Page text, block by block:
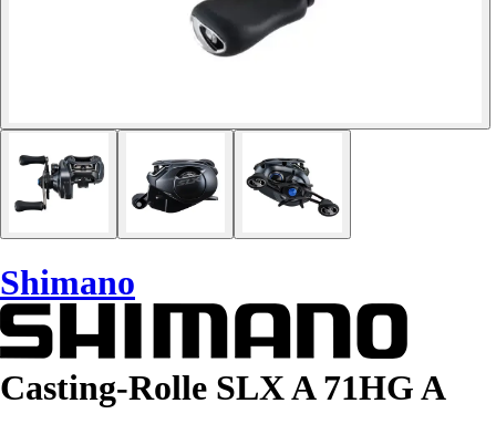
Shimano
Casting-Rolle SLX A 71HG A